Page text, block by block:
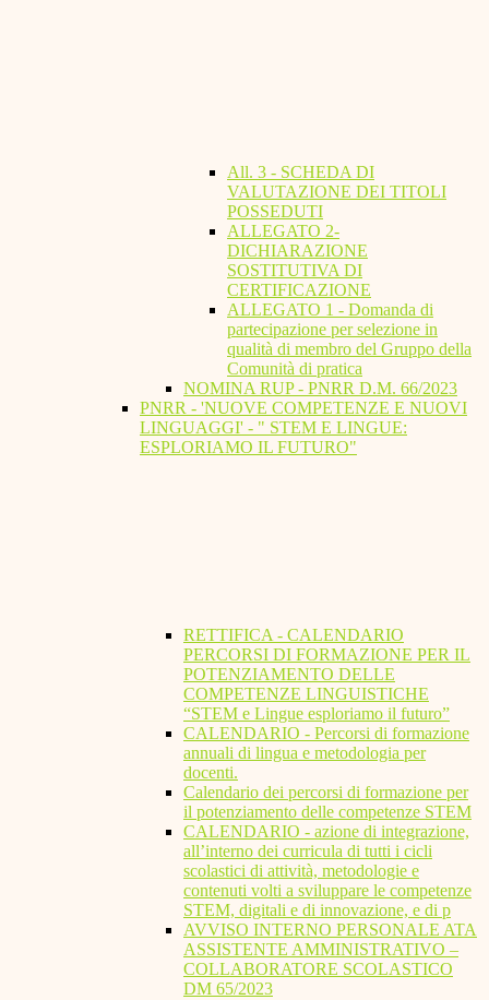
All. 3 - SCHEDA DI
VALUTAZIONE DEI TITOLI
POSSEDUTI
ALLEGATO 2-
DICHIARAZIONE
SOSTITUTIVA DI
CERTIFICAZIONE
ALLEGATO 1 - Domanda di
partecipazione per selezione in
qualità di membro del Gruppo della
Comunità di pratica
NOMINA RUP - PNRR D.M. 66/2023
PNRR - 'NUOVE COMPETENZE E NUOVI
LINGUAGGI' - " STEM E LINGUE:
ESPLORIAMO IL FUTURO"
RETTIFICA - CALENDARIO
PERCORSI DI FORMAZIONE PER IL
POTENZIAMENTO DELLE
COMPETENZE LINGUISTICHE
“STEM e Lingue esploriamo il futuro”
CALENDARIO - Percorsi di formazione
annuali di lingua e metodologia per
docenti.
Calendario dei percorsi di formazione per
il potenziamento delle competenze STEM
CALENDARIO - azione di integrazione,
all’interno dei curricula di tutti i cicli
scolastici di attività, metodologie e
contenuti volti a sviluppare le competenze
STEM, digitali e di innovazione, e di p
AVVISO INTERNO PERSONALE ATA
ASSISTENTE AMMINISTRATIVO –
COLLABORATORE SCOLASTICO
DM 65/2023